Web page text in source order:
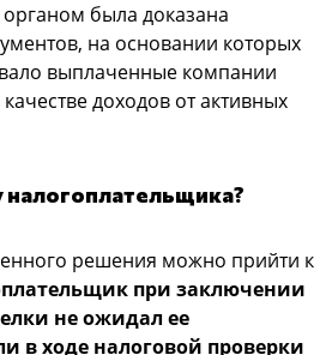
была доказана
на основании которых
выплаченные компании
доходов от активных
налогоплательщика?
решения можно прийти к
при заключении
не ожидал ее
в ходе налоговой проверки